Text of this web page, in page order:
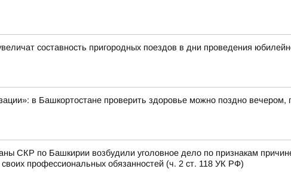
составность пригородных поездов в дни проведения
в Башкортостане проверить здоровье можно поздно вечером,
СКР по Башкирии возбудили уголовное дело по признакам
профессиональных обязанностей (ч. 2 ст. 118 УК РФ)